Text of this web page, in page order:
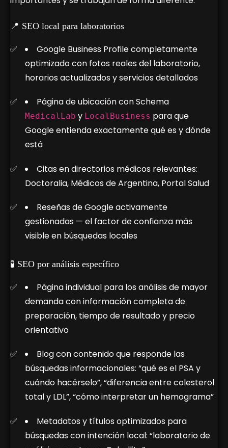
📍 SEO local para laboratorios
Google Business Profile completamente
optimizado con fotos reales del laboratorio,
horarios actualizados y servicios detallados
Página de ubicación con Schema
MedicalLab y LocalBusiness para que
Google entienda exactamente qué es y dónde
está
Citas en directorios médicos relevantes:
Doctoralia, Médicos de Argentina, Portal Salud
Reseñas de Google activamente
gestionadas — el factor de confianza más
visible en búsquedas locales
🧪 SEO por análisis específico
Página individual para los análisis de mayor
demanda con información completa de
preparación, tiempo de resultado y precio
orientativo
Blog con contenido que responde las
búsquedas informacionales: “qué es el PSA y
cuándo hacérselo”, “diferencia entre colesterol
total y LDL”, “cómo interpretar un hemograma”
Metadatos y títulos optimizados para
búsquedas con intención local: “laboratorio de